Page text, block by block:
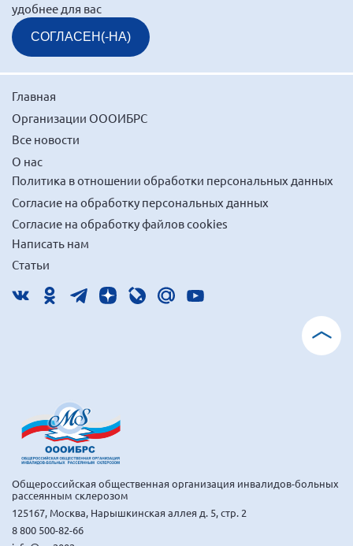
удобнее для вас
СОГЛАСЕН(-НА)
Главная
Организации ОООИБРС
Все новости
О нас
Политика в отношении обработки персональных данных
Согласие на обработку персональных данных
Согласие на обработку файлов cookies
Написать нам
Статьи
Общероссийская общественная организация инвалидов-больных
рассеянным склерозом
125167, Москва, Нарышкинская аллея д. 5, стр. 2
8 800 500-82-66